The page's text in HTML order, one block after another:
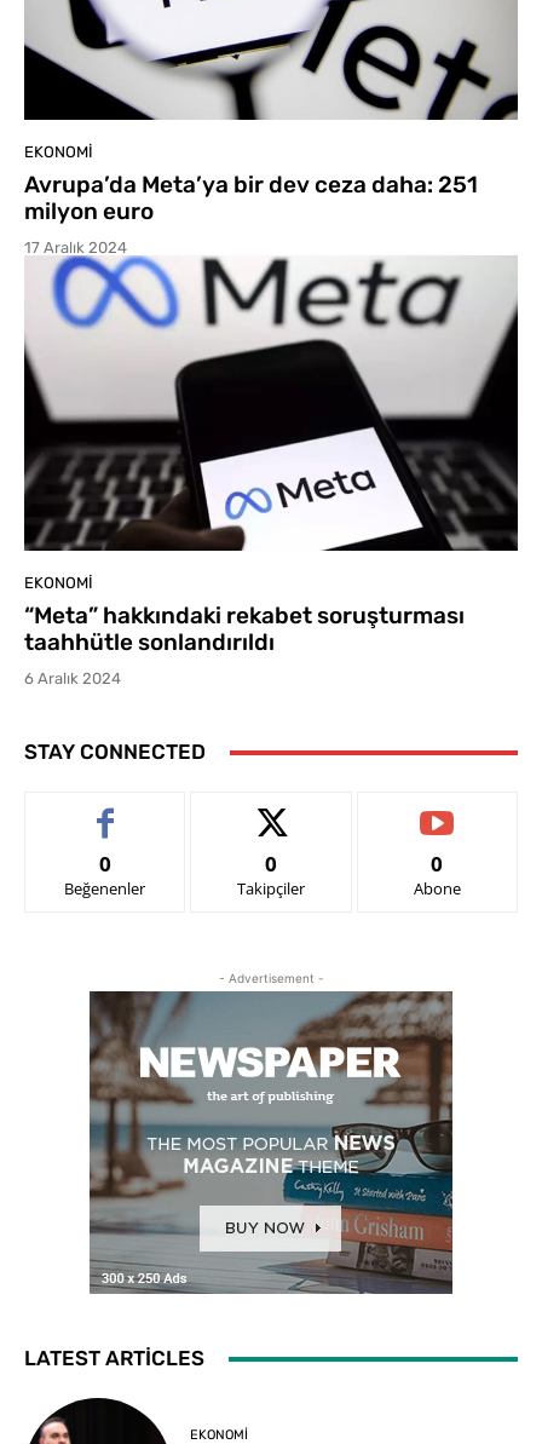
EKONOMI
Avrupa’da Meta’ya bir dev ceza daha: 251
milyon euro
17 Aralık 2024
EKONOMI
“Meta” hakkındaki rekabet soruşturması
taahhütle sonlandırıldı
6 Aralık 2024
STAY CONNECTED
0
Beğenenler
0
Takipçiler
0
Abone
- Advertisement -
LATEST ARTICLES
EKONOMI